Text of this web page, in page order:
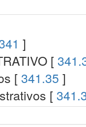
]
[
[ 341.35 ]
[